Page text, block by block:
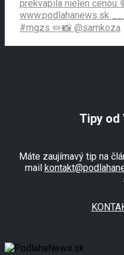
Tipy od
Máte zaujímavý tip na
mail